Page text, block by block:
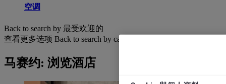
空调
Back to search by 最受欢迎的
查看更多选项 Back to search by categories
马赛约: 浏览酒店